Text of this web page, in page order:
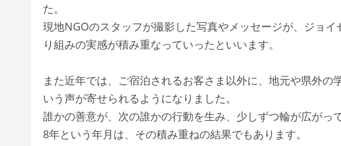
た。
現地NGOのスタッフが撮影した写真やメッセージが、ジョ
り組みの実感が積み重なっていったといいます。
また近年では、ご宿泊されるお客さま以外に、地元や県外の
いう声が寄せられるようになりました。
誰かの善意が、次の誰かの行動を生み、少しずつ輪が広がって
8年という年月は、その積み重ねの結果でもあります。